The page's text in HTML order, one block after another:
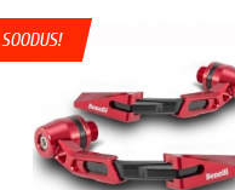
SOODUS!